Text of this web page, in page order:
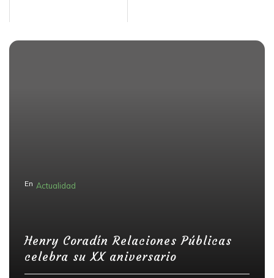
En Actualidad
Henry Coradín Relaciones Públicas
celebra su XX aniversario